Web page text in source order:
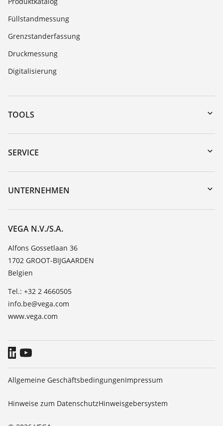
Füllstandmessung
Grenzstanderfassung
Druckmessung
Digitalisierung
TOOLS
Download-Center
Gerätesuche (Seriennummer)
DTM Collection/PACTware
SERVICE
Geräterücksendung
Trainings
TeamViewer
UNTERNEHMEN
Über VEGA
Kontakt
News
Presse
Blog
VEGA N.V./S.A.
Alfons Gossetlaan 36
1702 GROOT-BIJGAARDEN
Belgien
Tel.: +32 2 4660505
info.be@vega.com
www.vega.com
Allgemeine GeschäftsbedingungenImpressum
Hinweise zum DatenschutzHinweisgebersystem